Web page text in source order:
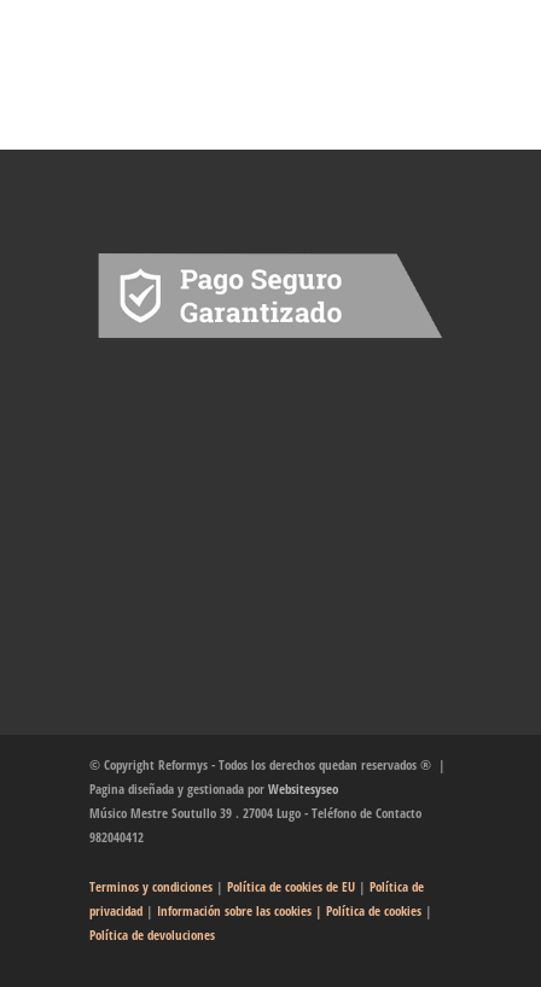
© Copyright Reformys - Todos los derechos quedan reservados ® |
Pagina diseñada y gestionada por Websitesyseo
Músico Mestre Soutullo 39 . 27004 Lugo - Teléfono de Contacto
982040412
Terminos y condiciones | Política de cookies de EU | Política de
privacidad | Información sobre las cookies | Política de cookies |
Política de devoluciones